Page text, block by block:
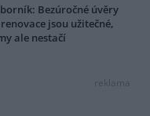
Bezúročné úvěry
jsou užitečné,
ale nestačí
reklama